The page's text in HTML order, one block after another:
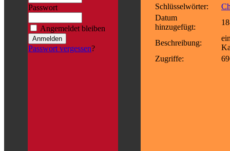
Passwort
Angemeldet bleiben
Passwort vergessen?
Schlüsselwörter:
Datum
hinzugefügt:
Beschreibung:
Zugriffe: